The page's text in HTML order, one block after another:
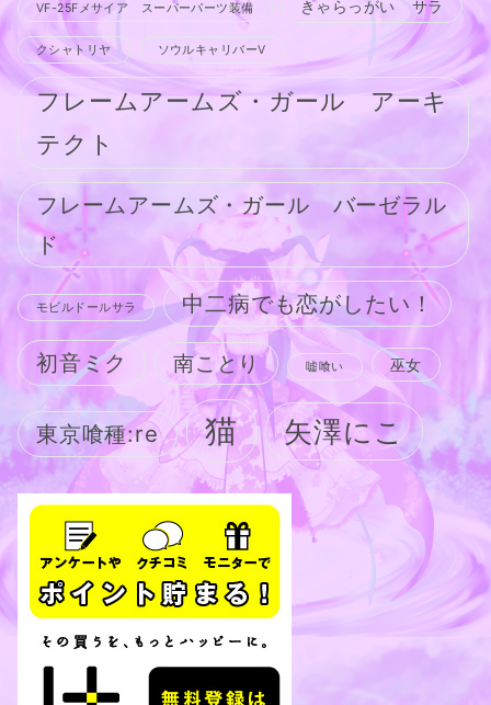
VF-25Fメサイア スーパーパーツ装備 きゃらっがい サラ
クシャトリヤ ソウルキャリバーV
フレームアームズ・ガール アーキ
テクト
フレームアームズ・ガール バーゼラル
ド
モビルドールサラ 中二病でも恋がしたい！
初音ミク 南ことり 嘘喰い 巫女
東京喰種:re 猫 矢澤にこ